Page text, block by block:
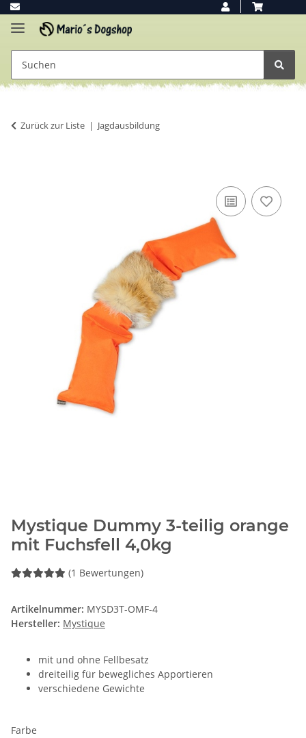
Zurück zur Liste Jagdausbildung
Mystique Dummy 3-teilig orange
mit Fuchsfell 4,0kg
(1 Bewertungen)
Artikelnummer: MYSD3T-OMF-4
Hersteller: Mystique
mit und ohne Fellbesatz
dreiteilig für bewegliches Apportieren
verschiedene Gewichte
Farbe